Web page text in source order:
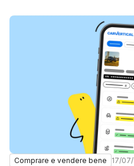
Comprare e vendere bene 17/